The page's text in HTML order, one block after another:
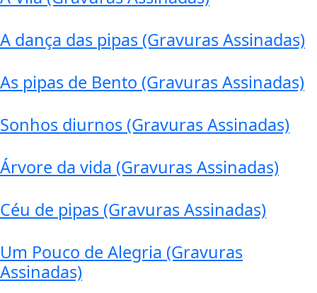
A dança das pipas (Gravuras Assinadas)
As pipas de Bento (Gravuras Assinadas)
Sonhos diurnos (Gravuras Assinadas)
Árvore da vida (Gravuras Assinadas)
Céu de pipas (Gravuras Assinadas)
Um Pouco de Alegria (Gravuras
Assinadas)